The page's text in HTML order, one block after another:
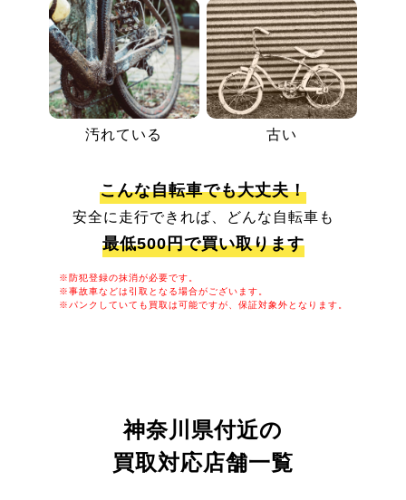
汚れている 古い
こんな自転車でも大丈夫！
安全に走行できれば、どんな自転車も
最低500円で買い取ります
※防犯登録の抹消が必要です。
※事故車などは引取となる場合がございます。
※パンクしていても買取は可能ですが、保証対象外となります。
神奈川県付近の
買取対応店舗一覧